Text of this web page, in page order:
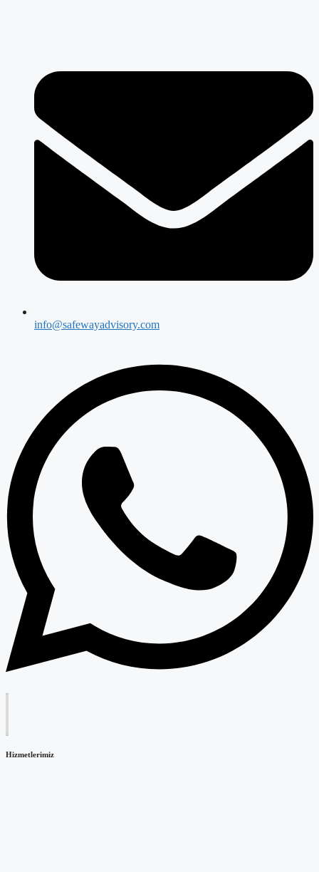
info@safewayadvisory.com
Hizmetlerimiz